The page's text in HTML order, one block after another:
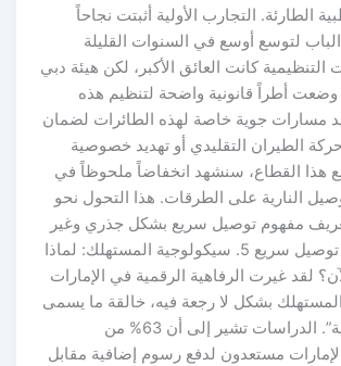
الطارئة. التجارب الأولية أثبتت نجاحاً
الباب لتوسع أوسع في السنوات القليلة
التنظيمية كانت العائق الأكبر، لكن هيئة دبي
وضعت أطراً قانونية واضحة لتنظيم هذه
مسارات جوية خاصة لهذه الطائرات لضمان
الطيران التقليدي أو تهديد خصوصية
هذا القطاع، سنشهد انخفاضاً ملحوظاً في
النارية على الطرقات. هذا التحول نحو
مفهوم توصيل سريع بشكل جذري وغير
مسبوق. مندوب توصيل سريع 5. سيكولوجية المستهلك: لماذا
لقد غيرت الرفاهية الرقمية في الإمارات
بشكل لا رجعة فيه، خالقة ما يسمى
بـ “اقتصاد الفورية”. الدراسات تشير إلى أن 63% من
مستعدون لدفع رسوم إضافية مقابل